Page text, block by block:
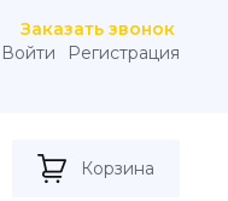
Заказать звонок
Войти
Регистрация
Корзина